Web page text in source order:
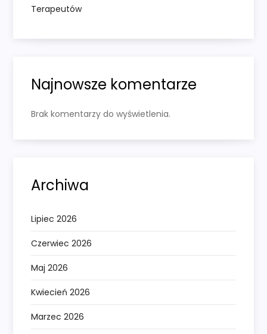
Terapeutów
Najnowsze komentarze
Brak komentarzy do wyświetlenia.
Archiwa
Lipiec 2026
Czerwiec 2026
Maj 2026
Kwiecień 2026
Marzec 2026